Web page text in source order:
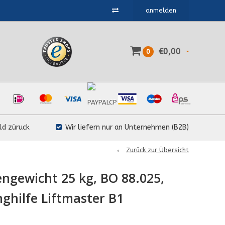
anmelden
0 €0,00
züruck Wir liefern nur an Unternehmen (B2B)
Zurück zur Übersicht
25 kg, BO 88.025,
Liftmaster B1